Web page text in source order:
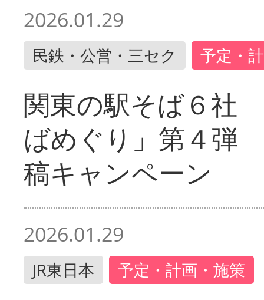
2026.01.29
民鉄・公営・三セク 予定・
関東の駅そば６社
ばめぐり」第４弾
稿キャンペーン
2026.01.29
JR東日本 予定・計画・施策